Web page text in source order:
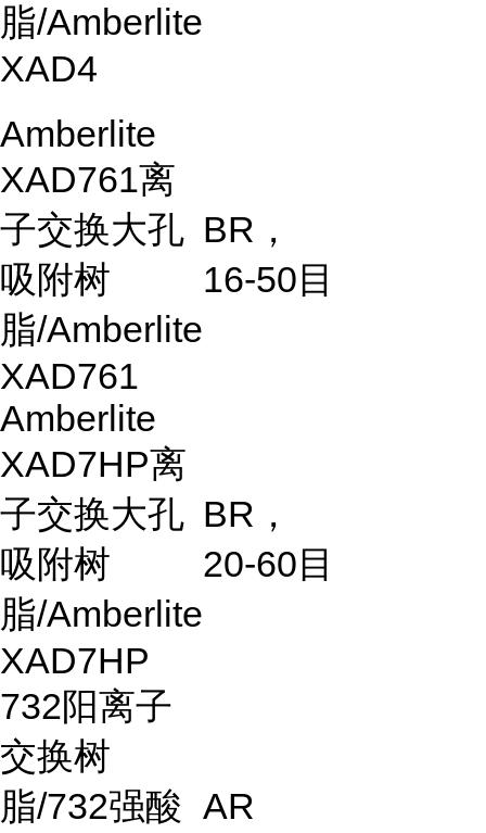
脂/Amberlite
XAD4
Amberlite
XAD761离
子交换大孔
吸附树
脂/Amberlite
XAD761
BR ，
16-50目
Amberlite
XAD7HP离
子交换大孔
吸附树
脂/Amberlite
XAD7HP
BR ，
20-60目
732阳离子
交换树
脂/732强酸 AR